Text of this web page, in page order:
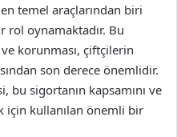
temel araçlarından biri
oynamaktadır. Bu
korunması, çiftçilerin
son derece önemlidir.
sigortanın kapsamını ve
kullanılan önemli bir